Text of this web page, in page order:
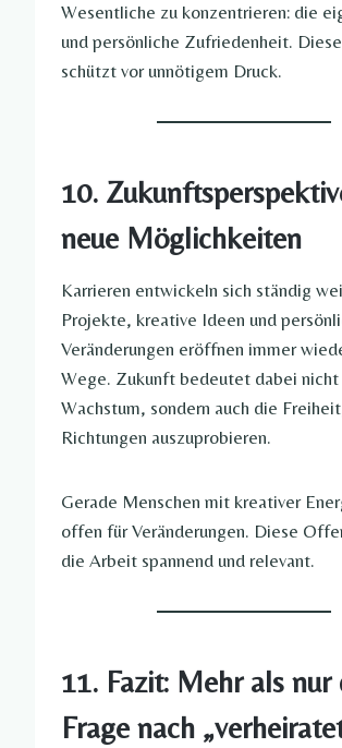
Wesentliche zu konzentrieren: die
und persönliche Zufriedenheit.
schützt vor unnötigem Druck.
10.
neue Möglichkeiten
Karrieren entwickeln sich ständig
Projekte, kreative Ideen und
Veränderungen eröffnen immer
Wege. Zukunft bedeutet dabei nicht
Wachstum, sondern auch die
Richtungen auszuprobieren.
Gerade Menschen mit kreativer
offen für Veränderungen. Diese
die Arbeit spannend und relevant.
11. Fazit: Mehr als nur
Frage nach